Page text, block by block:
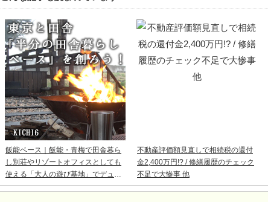
飯能ベース｜飯能・青梅で田舎暮ら
し別荘やリゾートオフィスとしても
使える「大人の遊び基地」でデュア
ルライフ
不動産評価額見直しで相続税の還付
金2,400万円!? / 修繕履歴のチェック
不足で大惨事 他